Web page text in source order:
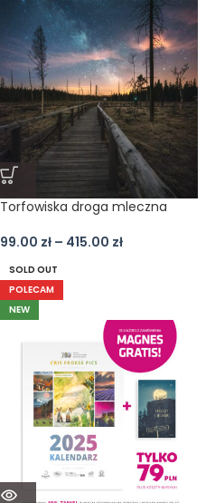
Torfowiska droga mleczna
99.00 zł – 415.00 zł
SOLD OUT
POLECAM
NEW